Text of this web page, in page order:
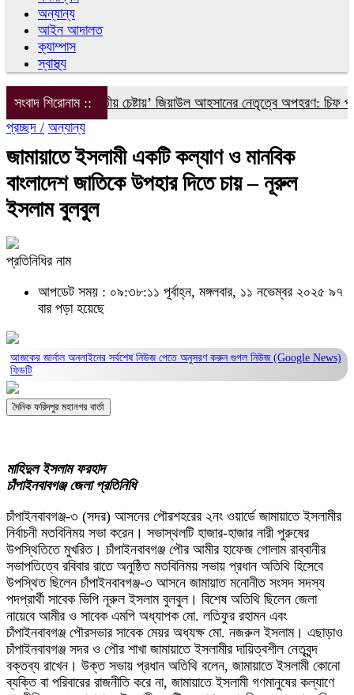
অন্যান্য
আইন আদালত
ক্যাম্পাস
স্বাস্থ্য
সংবাদ শিরোনাম ::
আলীকে ‘দ্বিতীয় চেষ্টায়’ জিয়াউল আহসানের নেতৃত্বে অপহরণ: চিফ
প্রচ্ছদ / অন্যান্য
জামায়াতে ইসলামী একটি কল্যাণ ও মানবিক
বাংলাদেশ জাতিকে উপহার দিতে চায় – নূরুল
ইসলাম বুলবুল
প্রতিনিধির নাম
আপডেট সময় : ০৯:৩৮:১১ পূর্বাহ্ন, মঙ্গলবার, ১১ নভেম্বর ২০২৫ ৯৭
বার পড়া হয়েছে
আজকের জার্নাল অনলাইনের সর্বশেষ নিউজ পেতে অনুসরণ করুন গুগল নিউজ (Google News)
ফিডটি
দৈনিক ফরিদপুর মহানগর বার্তা
মাহিদুল ইসলাম ফরহাদ
চাঁপাইনবাবগঞ্জ জেলা প্রতিনিধি
চাঁপাইনবাবগঞ্জ-৩ (সদর) আসনের পৌরশহরের ২নং ওয়ার্ডে জামায়াতে ইসলামীর
নির্বাচনী মতবিনিময় সভা করেন। সভাস্থলটি হাজার-হাজার নারী পুরুষের
উপস্থিতিতে মুখরিত। চাঁপাইনবাবগঞ্জ পৌর আমীর হাফেজ গোলাম রাব্বানীর
সভাপতিত্বে রবিবার রাতে অনুষ্ঠিত মতবিনিময় সভায় প্রধান অতিথি হিসেবে
উপস্থিত ছিলেন চাঁপাইনবাবগঞ্জ-৩ আসনে জামায়াত মনোনীত সংসদ সদস্য
পদপ্রার্থী সাবেক ভিপি নূরুল ইসলাম বুলবুল। বিশেষ অতিথি ছিলেন জেলা
নায়েবে আমীর ও সাবেক এমপি অধ্যাপক মো. লতিফুর রহামন এবং
চাঁপাইনবাবগঞ্জ পৌরসভার সাবেক মেয়র অধ্যক্ষ মো. নজরুল ইসলাম। এছাড়াও
চাঁপাইনবাবগঞ্জ সদর ও পৌর শাখা জামায়াতে ইসলামীর দায়িত্বশীল নেতৃবৃন্দ
বক্তব্য রাখেন। উক্ত সভায় প্রধান অতিথি বলেন, জামায়াতে ইসলামী কোনো
ব্যক্তি বা পরিবারের রাজনীতি করে না, জামায়াতে ইসলামী গণমানুষের কল্যাণে